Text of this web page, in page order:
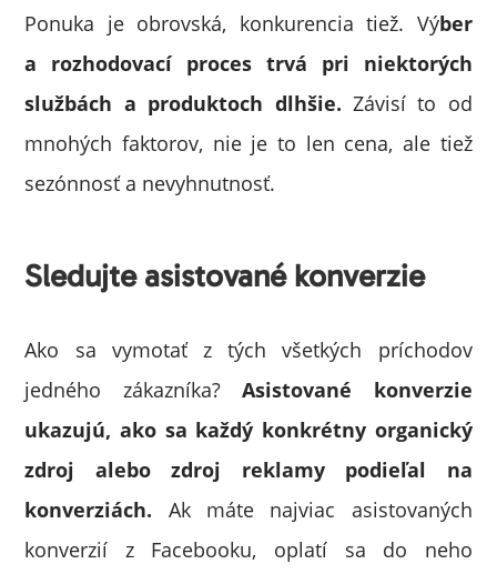
Ponuka je obrovská, konkurencia tiež. Výber
a rozhodovací proces trvá pri niektorých
službách a produktoch dlhšie. Závisí to od
mnohých faktorov, nie je to len cena, ale tiež
sezónnosť a nevyhnutnosť.
Sledujte asistované konverzie
Ako sa vymotať z tých všetkých príchodov
jedného zákazníka?Asistované konverzie
ukazujú, ako sa každý konkrétny organický
zdroj alebo zdroj reklamy podieľal na
konverziách. Ak máte najviac asistovaných
konverzií z Facebooku, oplatí sa do neho